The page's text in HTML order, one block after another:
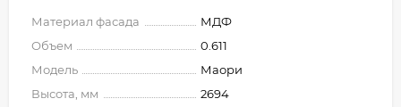
Материал фасада
МДФ
Объем
0.611
Модель
Маори
Высота, мм
2694